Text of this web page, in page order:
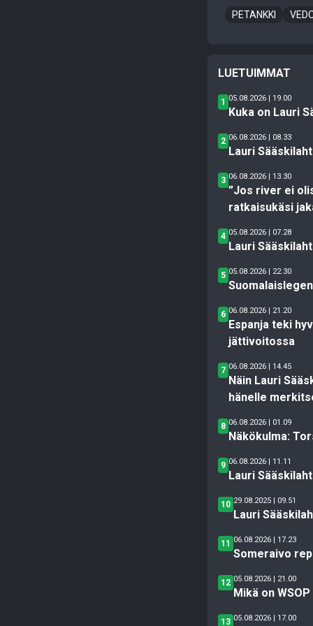
PETANKKI
LUETUIMMAT
1 05.08.2026 | 19.00
Kuka on Lauri
2 06.08.2026 | 08.33
Lauri
3 06.08.2026 | 13.30
”Jos river ei
ratkaisukäsi
4 05.08.2026 | 07.28
Lauri
5 05.08.2026 | 22.30
6 06.08.2026 | 21.20
Espanja teki
jättivoitossa
7 06.08.2026 | 14.45
Näin Lauri
hänelle
8 06.08.2026 | 01.09
Näkökulma:
9 06.08.2026 | 11.11
Lauri
10 29.08.2025 | 09.51
Lauri
11 06.08.2026 | 17.23
Someraivo
12 05.08.2026 | 21.00
Mikä on
13 05.08.2026 | 17.00